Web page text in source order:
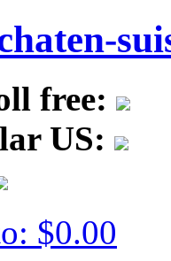
free:
US:
$0.00